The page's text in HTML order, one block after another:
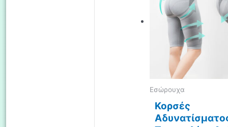
Eσώρουχα
Κορσές